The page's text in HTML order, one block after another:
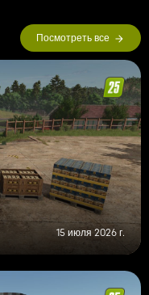
Посмотреть все
15 июля 2026 г.